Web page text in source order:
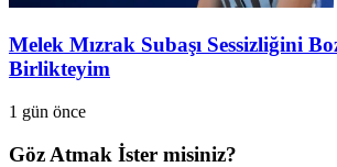
Melek Mızrak Subaşı Sessizliğini
Birlikteyim
1 gün önce
Göz Atmak İster misiniz?